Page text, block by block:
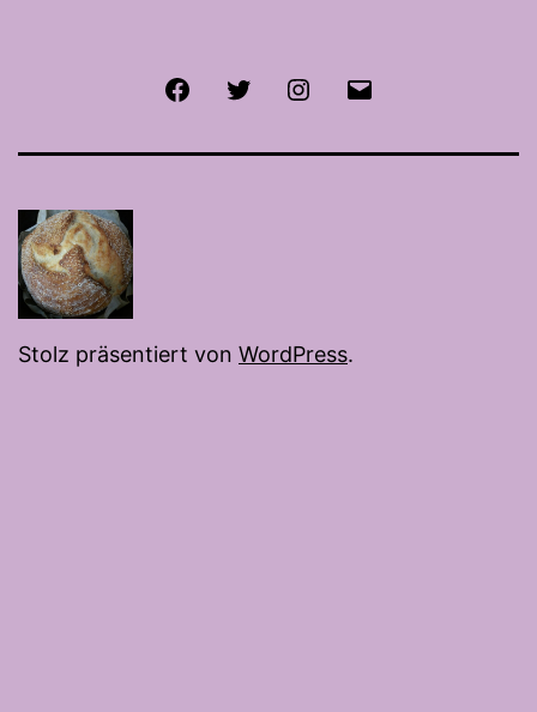
FacebookTwitter Instagram
Stolz präsentiert von WordPress.